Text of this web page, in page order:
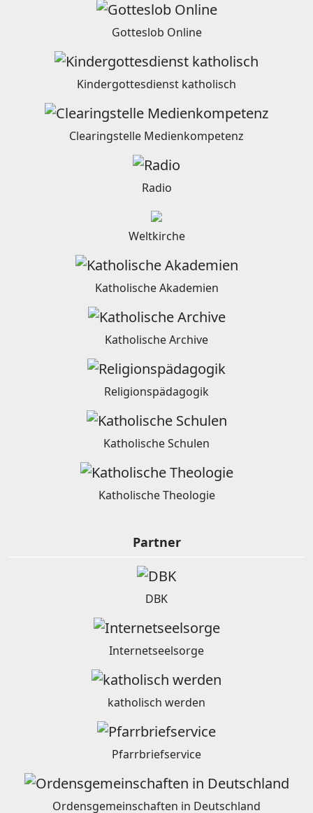
Gotteslob Online
Kindergottesdienst katholisch
Clearingstelle Medienkompetenz
Radio
Weltkirche
Katholische Akademien
Katholische Archive
Religionspädagogik
Katholische Schulen
Katholische Theologie
Partner
DBK
Internetseelsorge
katholisch werden
Pfarrbriefservice
Ordensgemeinschaften in Deutschland